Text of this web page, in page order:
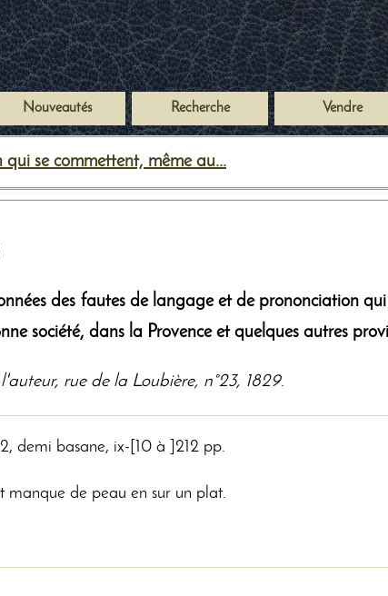
Nouveautés Recherche Vendre
se commettent, même au...
des fautes de langage et de prononciation
société, dans la Provence et quelques autres
rue de la Loubière, n°23, 1829.
demi basane, ix-[10 à ]212 pp.
manque de peau en sur un plat.